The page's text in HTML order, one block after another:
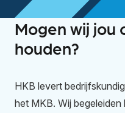
Mogen wij jou
houden?
HKB levert
het MKB. Wij